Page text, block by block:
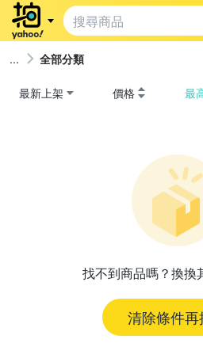
全部分類
最新上架 價格 最
找不到商品嗎？換換
清除條件